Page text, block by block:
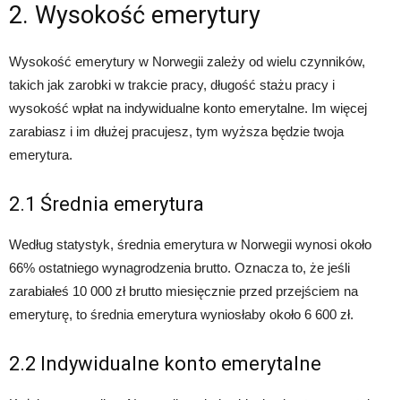
2. Wysokość emerytury
Wysokość emerytury w Norwegii zależy od wielu czynników,
takich jak zarobki w trakcie pracy, długość stażu pracy i
wysokość wpłat na indywidualne konto emerytalne. Im więcej
zarabiasz i im dłużej pracujesz, tym wyższa będzie twoja
emerytura.
2.1 Średnia emerytura
Według statystyk, średnia emerytura w Norwegii wynosi około
66% ostatniego wynagrodzenia brutto. Oznacza to, że jeśli
zarabiałeś 10 000 zł brutto miesięcznie przed przejściem na
emeryturę, to średnia emerytura wyniosłaby około 6 600 zł.
2.2 Indywidualne konto emerytalne